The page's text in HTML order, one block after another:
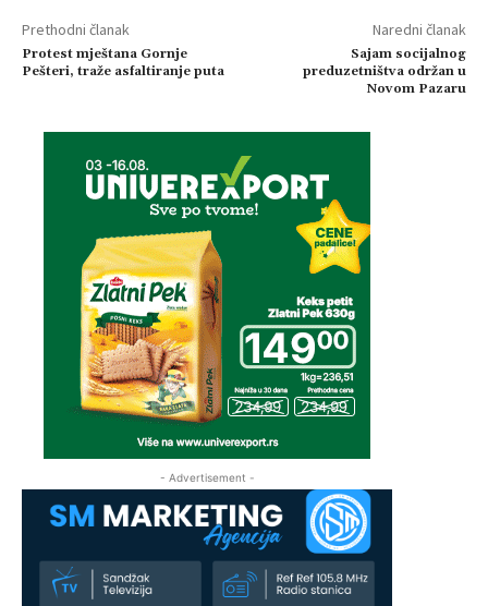
Prethodni članak
Protest mještana Gornje
Pešteri, traže asfaltiranje puta
Naredni članak
Sajam socijalnog
preduzetništva održan u
Novom Pazaru
- Advertisement -